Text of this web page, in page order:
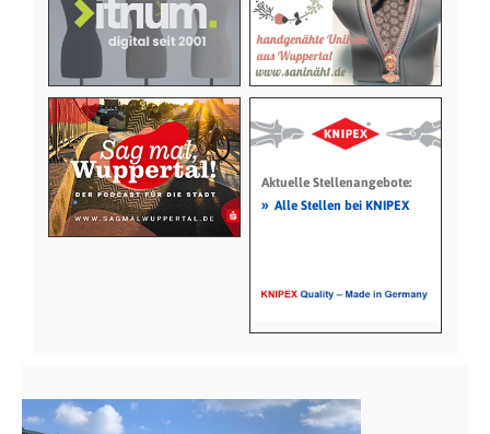
Aktuelle Stellenangebote:
» Alle Stellen bei KNIPEX